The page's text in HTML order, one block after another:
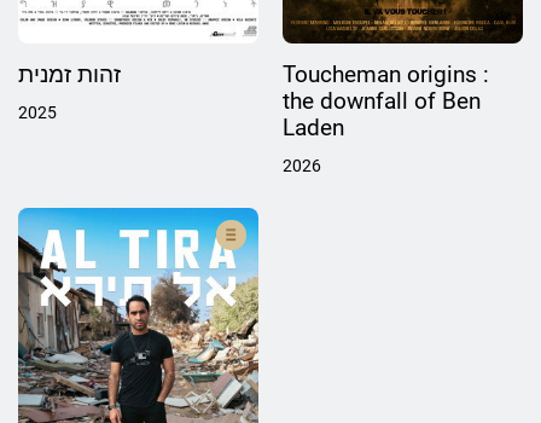
זהות זמנית
2025
Toucheman origins :
the downfall of Ben
Laden
2026